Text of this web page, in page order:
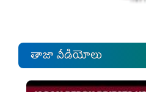
తాజా వీడియోలు